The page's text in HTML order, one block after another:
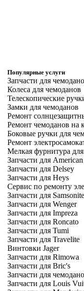
Популярные услуги
Запчасти для
Колеса для чемоданов
Телескопические
Замки для чемоданов
Ремонт
Ремонт чемоданов на
Боковые ручки для
Ремонт
Мелкая фурнитура
Запчасти для
Запчасти для Delsey
Запчасти для Heys
Сервис по ремонту
Запчасти для Samsonite
Запчасти для Wenger
Запчасти для Impreza
Запчасти для Roncato
Запчасти для Tumi
Запчасти для Travelite
Винтовки Jager
Запчасти для Rimowa
Запчасти для Bric's
Запчасти для
Запчасти для Louis